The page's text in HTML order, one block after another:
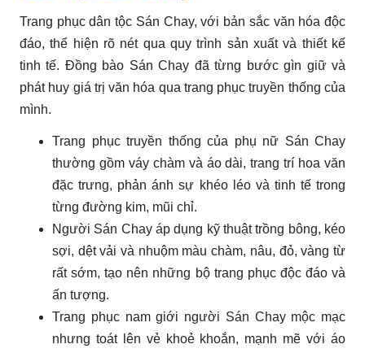
Trang phục dân tộc Sán Chay, với bản sắc văn hóa độc
đáo, thể hiện rõ nét qua quy trình sản xuất và thiết kế
tinh tế. Đồng bào Sán Chay đã từng bước gìn giữ và
phát huy giá trị văn hóa qua trang phục truyền thống của
mình.
Trang phục truyền thống của phụ nữ Sán Chay
thường gồm váy chàm và áo dài, trang trí hoa văn
đặc trưng, phản ánh sự khéo léo và tinh tế trong
từng đường kim, mũi chỉ.
Người Sán Chay áp dụng kỹ thuật trồng bông, kéo
sợi, dệt vải và nhuộm màu chàm, nâu, đỏ, vàng từ
rất sớm, tạo nên những bộ trang phục độc đáo và
ấn tượng.
Trang phục nam giới người Sán Chay mộc mạc
nhưng toát lên vẻ khoẻ khoắn, mạnh mẽ với áo